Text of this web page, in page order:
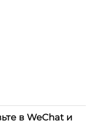
в WeChat и